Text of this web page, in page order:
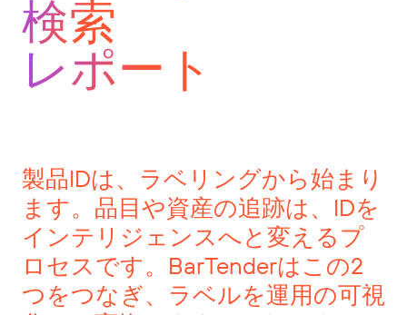
検索
レポート
製品IDは、ラベリングから始まり
ます。品目や資産の追跡は、IDを
インテリジェンスへと変えるプ
ロセスです。BarTenderはこの2
つをつなぎ、ラベルを運用の可視